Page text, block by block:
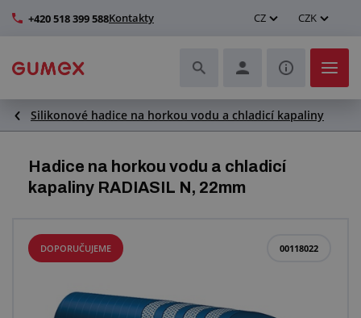
+420 518 399 588Kontakty CZ CZK
Hadice a jejich kompletace
Profily a výroba těsnění
Dopravníkové pásy a montáž
Zlepšení pracovního prostředí
Silikonové hadice na horkou vodu a chladicí kapaliny
Hadice na horkou vodu a chladicí
kapaliny RADIASIL N, 22mm
00118022
DOPORUČUJEME